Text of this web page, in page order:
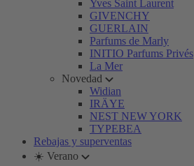
Yves Saint Laurent
GIVENCHY
GUERLAIN
Parfums de Marly
INITIO Parfums Privés
La Mer
Novedad
Widian
IRÄYE
NEST NEW YORK
TYPEBEA
Rebajas y superventas
☀️ Verano